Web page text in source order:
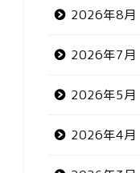
2026年8月
2026年7月
2026年5月
2026年4月